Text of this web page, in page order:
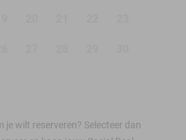
je wilt reserveren? Selecteer dan